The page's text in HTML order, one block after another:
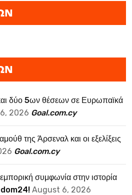
δύο 5ων θέσεων σε Ευρωπαϊκά
2026 Goal.com.cy
της Άρσεναλ και οι εξελίξεις
Goal.com.cy
συμφωνία στην ιστορία
August 6, 2026